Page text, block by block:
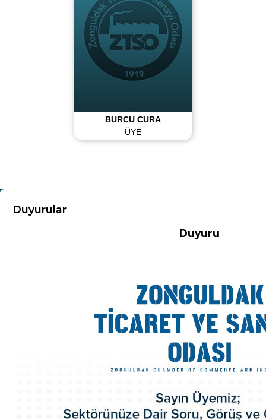
BURCU CURA
ÜYE
Duyurular
Duyuru
Yönetim Kurulu
Meclis Üyeleri
Komisyon ve Kurallar
Organizasyon Şeması
Odamız Personeli
Mevzuat
İl Kadın Girişimci Kurulu
Üyelik ve İştirakler
Eski Yönetim Kurulu Başkanlarımız
ZTSO Etik Kuralları